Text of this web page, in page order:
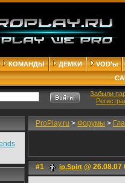
КОМАНДЫ ДЕМКИ
VOD'ы
Забыли
ProPlay.ru > Форумы >
#1 ip.Spirt @ 26.08.07